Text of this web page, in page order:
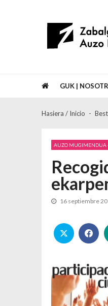
Asociación
GUK |
Hasiera / Inicio
AUZO MUGIMENDUA
16 septiembre